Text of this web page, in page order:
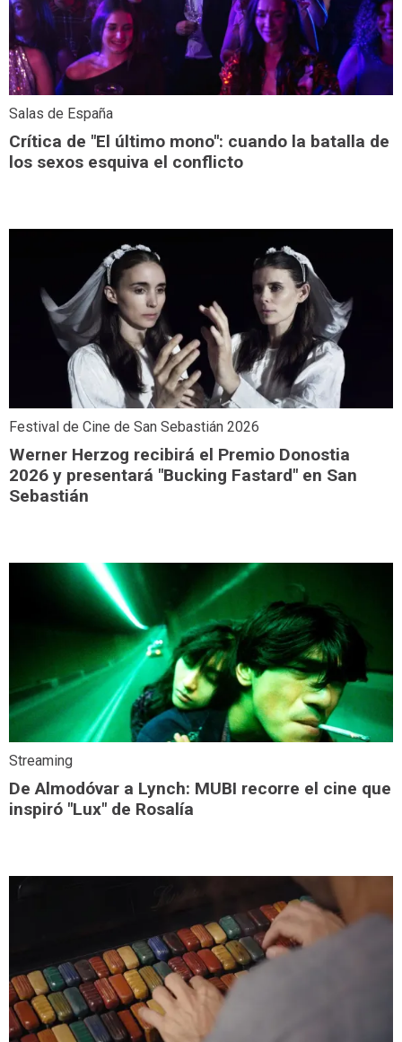
Salas de España
Crítica de "El último mono": cuando la batalla de
los sexos esquiva el conflicto
Festival de Cine de San Sebastián 2026
Werner Herzog recibirá el Premio Donostia
2026 y presentará "Bucking Fastard" en San
Sebastián
Streaming
De Almodóvar a Lynch: MUBI recorre el cine que
inspiró "Lux" de Rosalía